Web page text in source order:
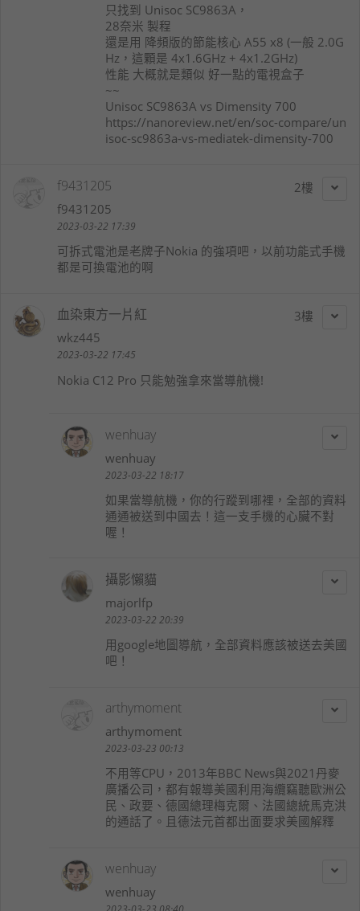
只找到 Unisoc SC9863A，
28奈米 製程
還是用 降頻版的節能核心 A55 x8 (一般 2.0G
Hz，這顆是 4x1.6GHz + 4x1.2GHz)
性能 大概就是類似 好一點的電視盒子
~~
Unisoc SC9863A vs Dimensity 700
https://nanoreview.net/en/soc-compare/un
isoc-sc9863a-vs-mediatek-dimensity-700
2
f9431205
f9431205
2023-03-22 17:39
可拆式電池是老牌子Nokia 的強項吧，以前功能式手機
都是可換電池的啊
3
血染東方一片紅
wkz445
2023-03-22 17:45
Nokia C12 Pro 只能勉強拿來當導航機!
wenhuay
wenhuay
2023-03-22 18:17
如果當導航機，你的行蹤到哪裡，全部的資料
通通被送到中國去！這一支手機的心臟不對
喔！
攝影懶貓
majorlfp
2023-03-22 20:39
用google地圖導航，全部資料應該被送去美國
吧！
arthymoment
arthymoment
2023-03-23 00:13
不用等CPU，2013年BBC News與2021丹麥
廣播公司，都有報導美國利用海纜竊聽歐洲公
民、政要、德國總理梅克爾、法國總統馬克洪
的通話了。且德法元首都出面要求美國解釋
wenhuay
wenhuay